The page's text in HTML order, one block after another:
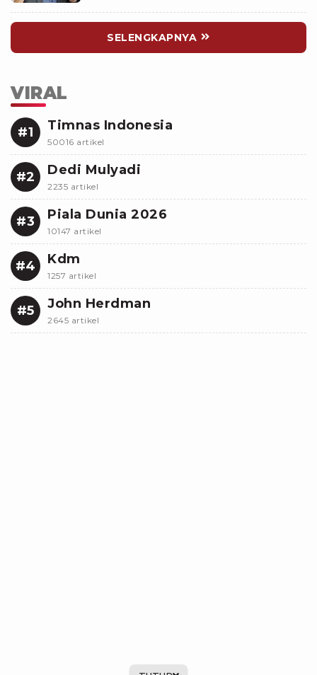
SELENGKAPNYA
VIRAL
#1 Timnas Indonesia
50016 artikel
#2 Dedi Mulyadi
2235 artikel
#3 Piala Dunia 2026
10147 artikel
#4 Kdm
1257 artikel
#5 John Herdman
2645 artikel